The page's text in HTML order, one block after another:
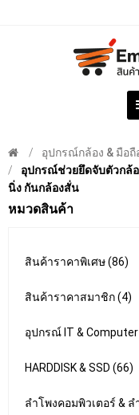
อุปกรณ์กล้อง & มือถื
อุปกรณ์ช่วยยึดจับตัวกล้อ
นิ่ง กันกล้องสั่น
หมวดสินค้า
สินค้าราคาพิเศษ (86)
สินค้าราคาสมาชิก (4)
อุปกรณ์ IT &
HARDDISK & SSD (66)
ลำโพงคอมพิวเตอร์ &